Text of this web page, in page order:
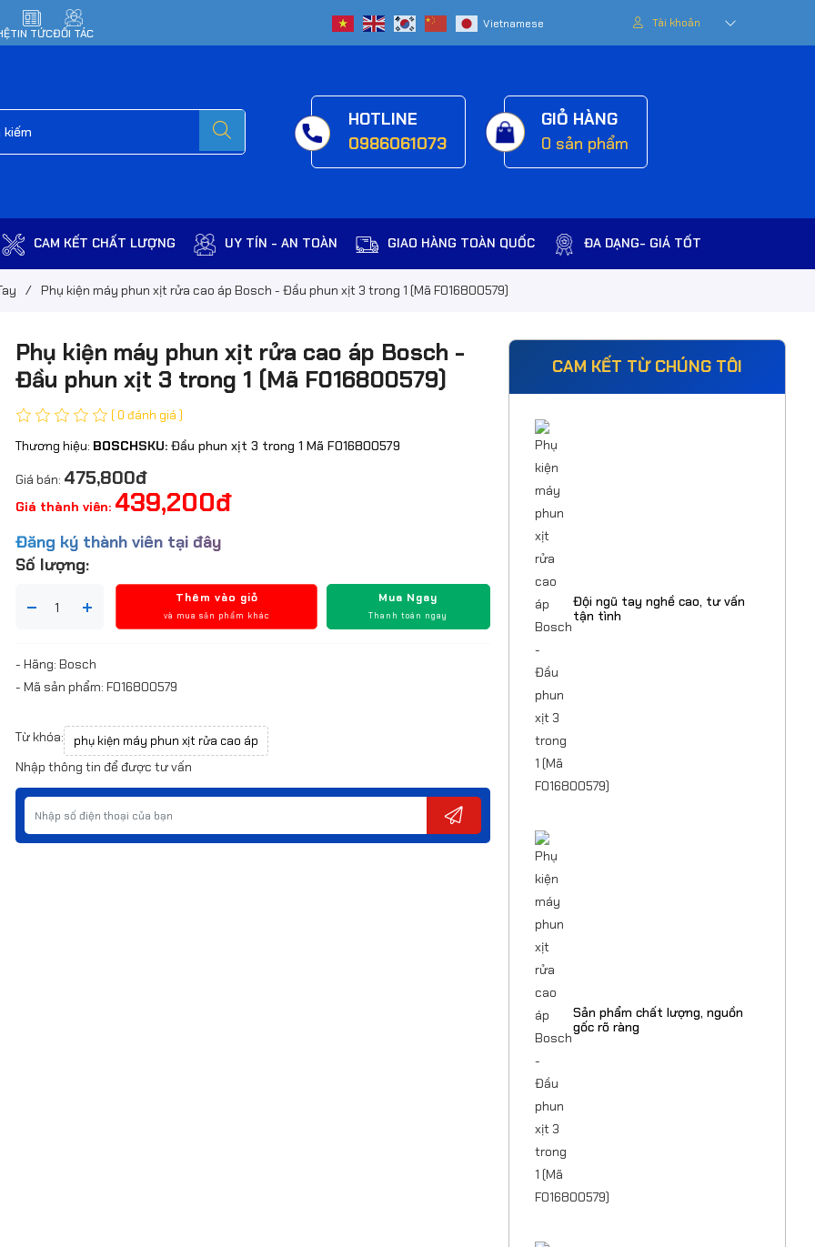
TIN TỨCĐỐI TÁC
Tài khoản
HOTLINE
0986061073
GIỎ HÀNG
0 sản phẩm
CAM KẾT CHẤT LƯỢNG UY TÍN - AN TOÀN GIAO HÀNG TOÀN QUỐC ĐA DẠNG- GIÁ TỐT
/ Phụ kiện máy phun xịt rửa cao áp Bosch - Đầu phun xịt 3 trong 1 (Mã F016800579)
Phụ kiện máy phun xịt rửa cao áp Bosch -
Đầu phun xịt 3 trong 1 (Mã F016800579)
( 0 đánh giá )
Thương hiệu: BOSCHSKU:Đầu phun xịt 3 trong 1 Mã F016800579
Giá bán: 475,800đ
Giá thành viên: 439,200đ
Đăng ký thành viên tại đây
Số lượng:
Thêm vào giỏ
và mua sản phẩm khác
Mua Ngay
Thanh toán ngay
- Hãng: Bosch
- Mã sản phẩm: F016800579
Từ khóa: phụ kiện máy phun xịt rửa cao áp
Nhập thông tin để được tư vấn
CAM KẾT TỪ CHÚNG TÔI
Đội ngũ tay nghề cao, tư vấn
tận tình
Sản phẩm chất lượng, nguồn
gốc rõ ràng